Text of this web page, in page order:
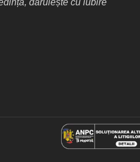
dăruiește cu iubire